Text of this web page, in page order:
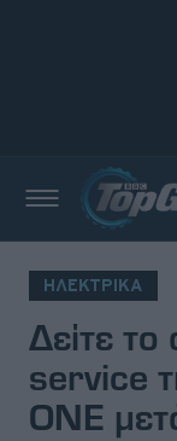
ΗΛΕΚΤΡΙΚΑ
Δείτε το
service
ONE
Νέα
Δοκιμές
Electric
Motorsport